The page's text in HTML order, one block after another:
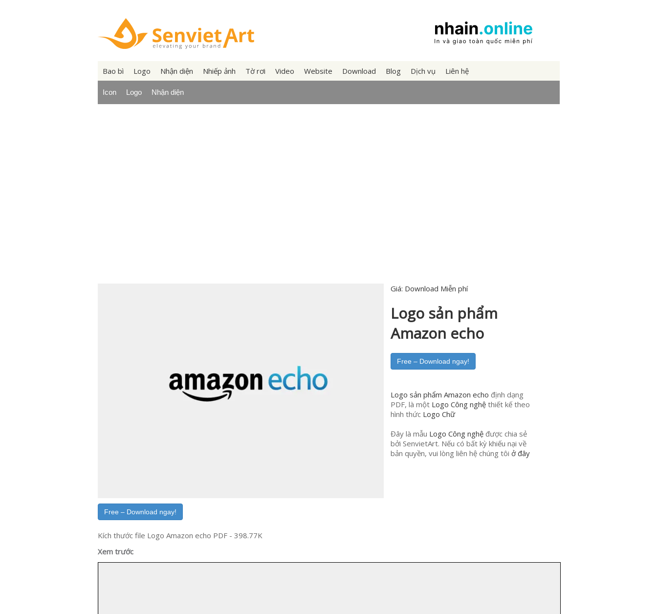
Bao bì Logo Nhận diện Nhiếp ảnh Tờ rơi Video Website Download Blog Dịch vụ Liên hệ
Icon Logo Nhận diện
Giá: Download Miễn phí
Logo sản phẩm
Amazon echo
Free – Download ngay!
Logo sản phẩm Amazon echo định dạng
PDF, là một Logo Công nghệ thiết kế theo
hình thức Logo Chữ
Đây là mẫu Logo Công nghệ được chia sẻ
bởi SenvietArt. Nếu có bất kỳ khiếu nại về
bản quyền, vui lòng liên hệ chúng tôiở đây
Free – Download ngay!
Kích thước file Logo Amazon echo PDF - 398.77K
Xem trước